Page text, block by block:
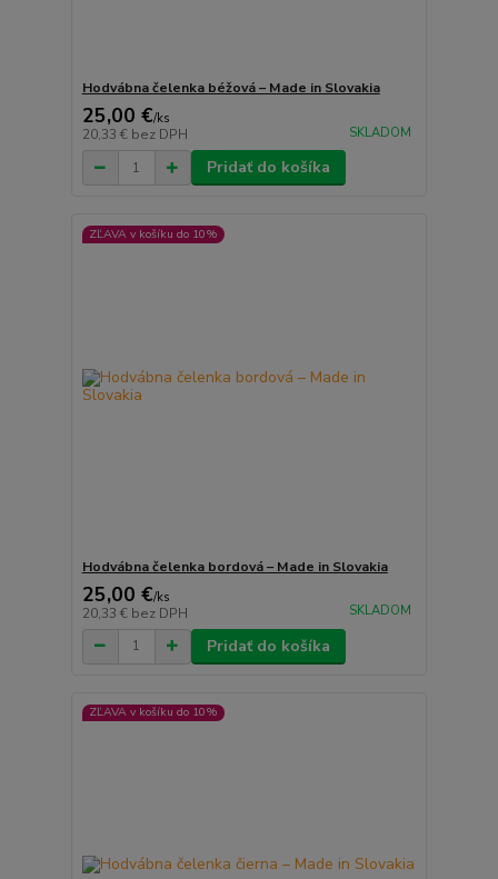
Hodvábna čelenka béžová – Made in Slovakia
25,00 €/ks
20,33 € bez DPH SKLADOM
Pridať do košíka
ZĽAVA v košíku do 10%
Hodvábna čelenka bordová – Made in Slovakia
25,00 €/ks
20,33 € bez DPH SKLADOM
Pridať do košíka
ZĽAVA v košíku do 10%